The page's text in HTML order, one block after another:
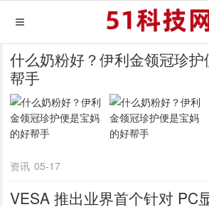
什么奶粉好？伊利金领冠珍
帮手
资讯 05-17
VESA 推出业界首个针对 PC